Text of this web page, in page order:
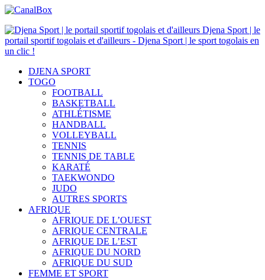
Djena Sport | le
portail sportif togolais et d'ailleurs - Djena Sport | le sport togolais en
un clic !
DJENA SPORT
TOGO
FOOTBALL
BASKETBALL
ATHLÉTISME
HANDBALL
VOLLEYBALL
TENNIS
TENNIS DE TABLE
KARATÉ
TAEKWONDO
JUDO
AUTRES SPORTS
AFRIQUE
AFRIQUE DE L’OUEST
AFRIQUE CENTRALE
AFRIQUE DE L’EST
AFRIQUE DU NORD
AFRIQUE DU SUD
FEMME ET SPORT